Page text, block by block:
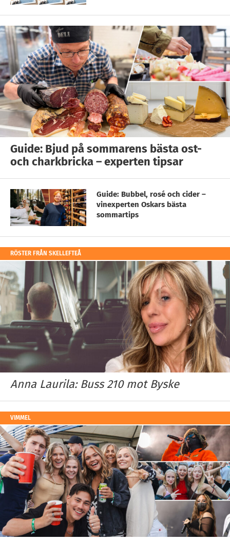
Guide: Bjud på sommarens bästa ost-
och charkbricka – experten tipsar
Guide: Bubbel, rosé och cider –
vinexperten Oskars bästa
sommartips
RÖSTER FRÅN SKELLEFTEÅ
Anna Laurila: Buss 210 mot Byske
VIMMEL